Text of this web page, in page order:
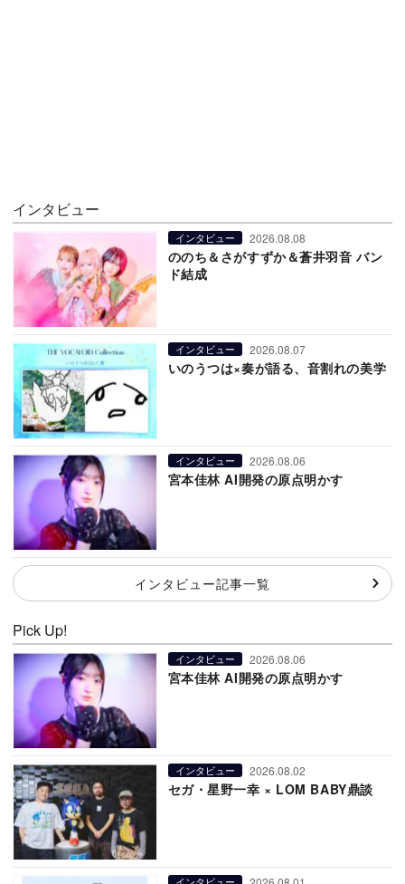
インタビュー
インタビュー 2026.08.08
ののち＆さがすずか＆蒼井羽音 バン
ド結成
インタビュー 2026.08.07
いのうつは×奏が語る、音割れの美学
インタビュー 2026.08.06
宮本佳林 AI開発の原点明かす
インタビュー記事一覧
Pick Up!
インタビュー 2026.08.06
宮本佳林 AI開発の原点明かす
インタビュー 2026.08.02
セガ・星野一幸 × LOM BABY鼎談